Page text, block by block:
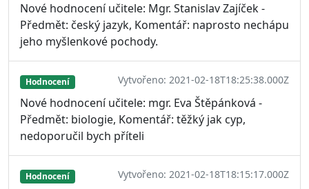
Nové hodnocení učitele: Mgr. Stanislav Zajíček -
Předmět: český jazyk, Komentář: naprosto nechápu
jeho myšlenkové pochody.
Hodnocení Vytvořeno: 2021-02-18T18:25:38.000Z
Nové hodnocení učitele: mgr. Eva Štěpánková -
Předmět: biologie, Komentář: těžký jak cyp,
nedoporučil bych příteli
Hodnocení Vytvořeno: 2021-02-18T18:15:17.000Z